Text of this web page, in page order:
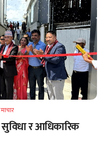
सुविधा र आधिकारिक